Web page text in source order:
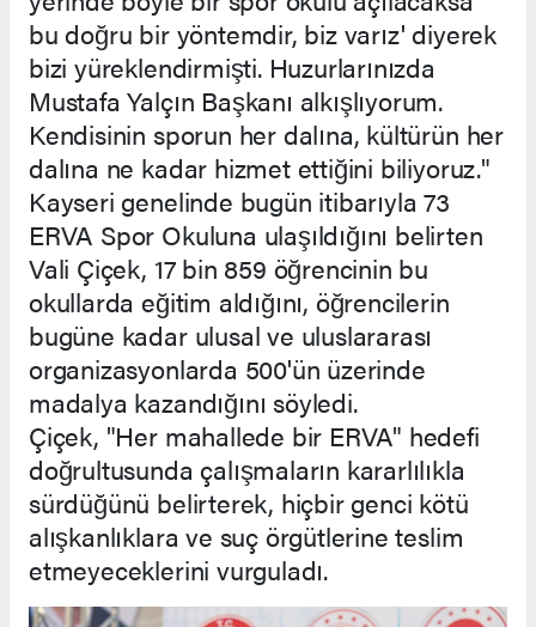
bu doğru bir yöntemdir, biz varız' diyerek
bizi yüreklendirmişti. Huzurlarınızda
Mustafa Yalçın Başkanı alkışlıyorum.
Kendisinin sporun her dalına, kültürün her
dalına ne kadar hizmet ettiğini biliyoruz."
Kayseri genelinde bugün itibarıyla 73
ERVA Spor Okuluna ulaşıldığını belirten
Vali Çiçek, 17 bin 859 öğrencinin bu
okullarda eğitim aldığını, öğrencilerin
bugüne kadar ulusal ve uluslararası
organizasyonlarda 500'ün üzerinde
madalya kazandığını söyledi.
Çiçek, "Her mahallede bir ERVA" hedefi
doğrultusunda çalışmaların kararlılıkla
sürdüğünü belirterek, hiçbir genci kötü
alışkanlıklara ve suç örgütlerine teslim
etmeyeceklerini vurguladı.